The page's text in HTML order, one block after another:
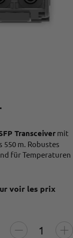
Transceiver mit
550 m. Robustes
für Temperaturen
voir les prix